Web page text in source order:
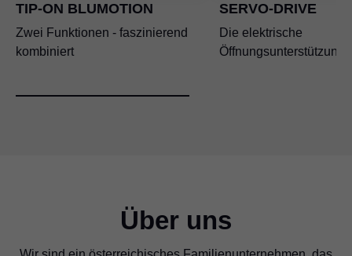
TIP-ON BLUMOTION
Zwei Funktionen - faszinierend
kombiniert
SERVO-DRIVE
Die elektrische
Öffnungsunterstützung
Über uns